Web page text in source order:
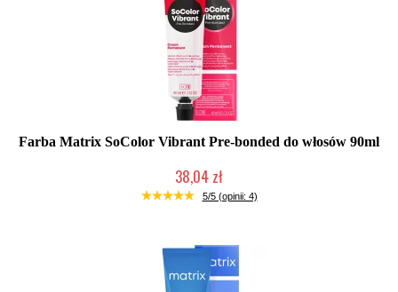
Farba Matrix SoColor Vibrant Pre-bonded do włosów 90ml
38,04 zł
Duża ilość (wysyłka w 24h)
5/5 (opinii: 4)